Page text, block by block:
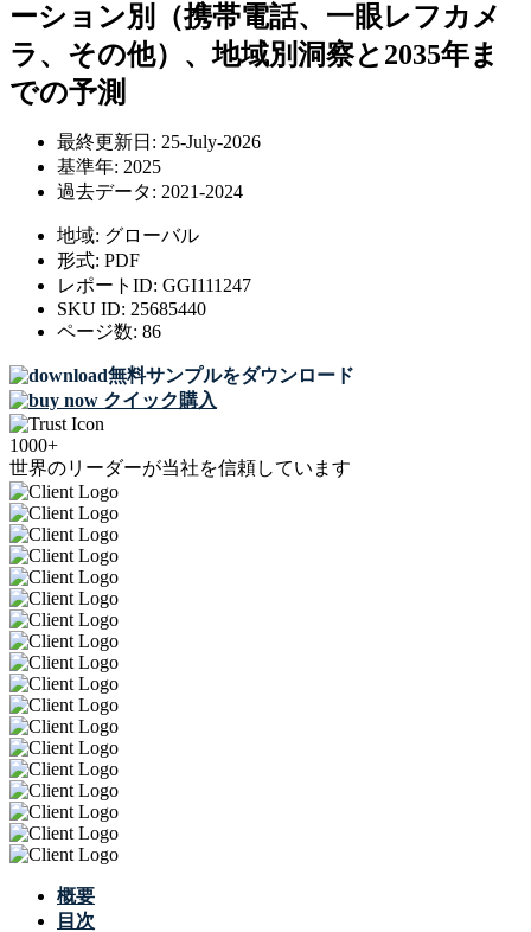
ーション別（携帯電話、一眼レフカメ
ラ、その他）、地域別洞察と2035年ま
での予測
最終更新日: 25-July-2026
基準年: 2025
過去データ: 2021-2024
地域: グローバル
形式: PDF
レポートID: GGI111247
SKU ID: 25685440
ページ数: 86
無料サンプルをダウンロード
クイック購入
1000+
世界のリーダーが当社を信頼しています
概要
目次